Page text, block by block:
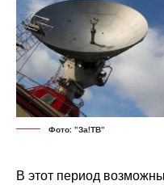
Фото: "За!ТВ"
В этот период